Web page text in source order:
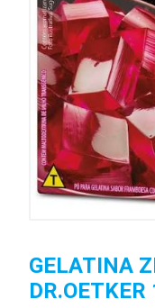
GELATINA
DR.OETKER